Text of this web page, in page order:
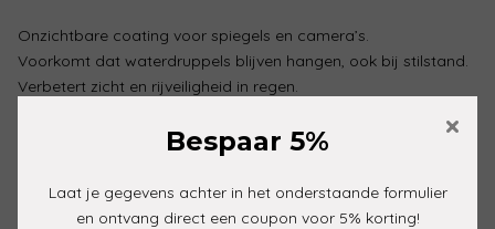
Onzichtbare coating voor spiegels en camera’s.
Voorkomt dat waterdruppels blijven hangen, ook bij stilstand.
Verbetert zicht en rijveiligheid in regen.
Reinig de spiegels
Bespaar 5%
Laat je gegevens achter in het onderstaande formulier
en ontvang direct een coupon voor 5% korting!
×